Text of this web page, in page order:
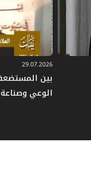
29.07.2026
بين
الوعي